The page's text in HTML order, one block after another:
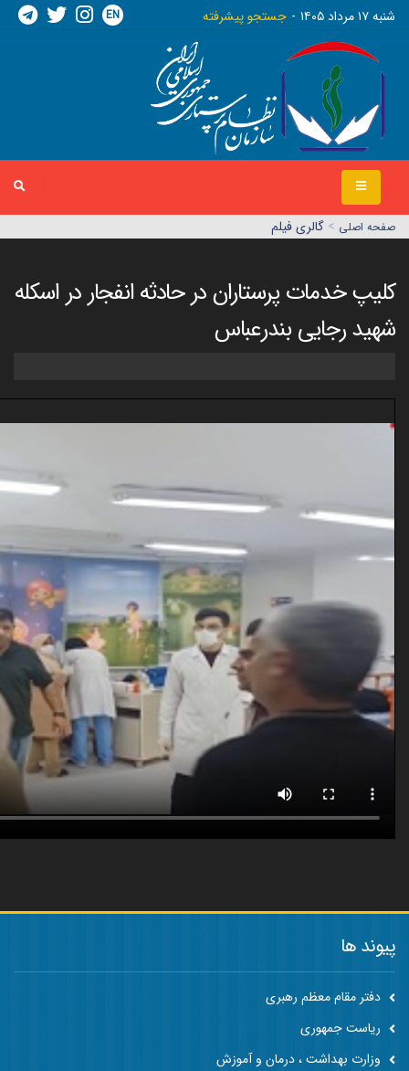
شنبه ١٧ مرداد ١٤٠٥ جستجو پیشرفته EN
صفحه اصلي > گالری فیلم
کلیپ خدمات پرستاران در حادثه انفجار در اسکله
شهید رجایی بندرعباس
پیوند ها
دفتر مقام معظم رهبری
ریاست جمهوری
وزارت بهداشت ، درمان و آموزش